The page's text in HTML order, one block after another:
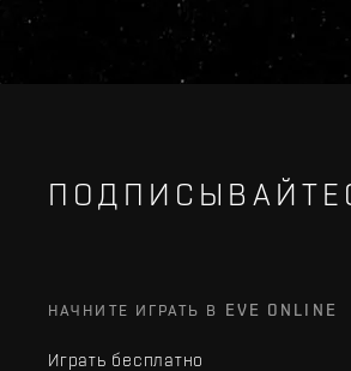
НАЧНИТЕ ИГРАТЬ В EVE ONLINE
Играть бесплатно